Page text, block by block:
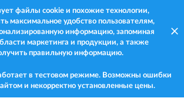
файлы cookie и похожие технологии,
максимальное удобство пользователям,
информацию, запоминая
маркетинга и продукции, а также
правильную информацию.
в тестовом режиме. Возможны ошибки
и некорректно установленные цены.